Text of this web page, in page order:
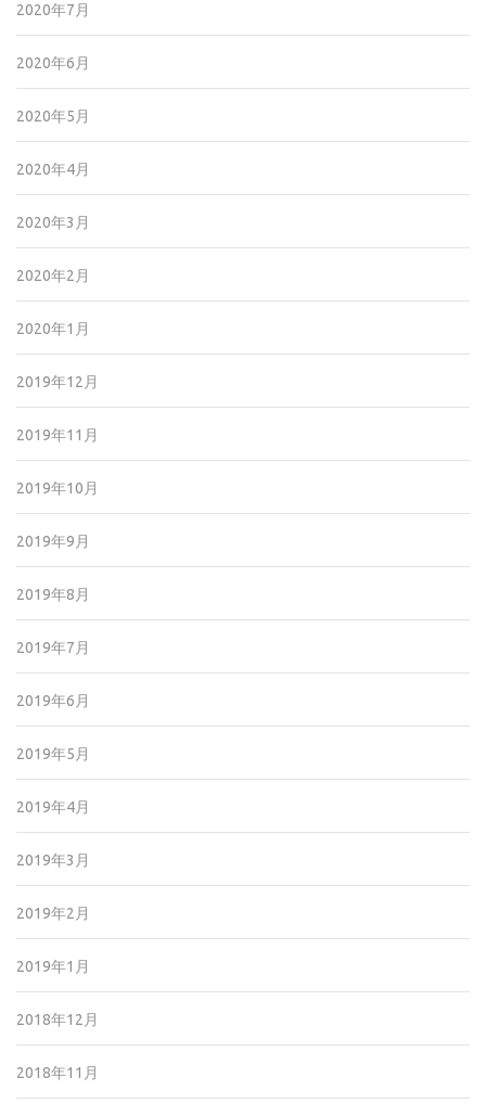
2020年7月
2020年6月
2020年5月
2020年4月
2020年3月
2020年2月
2020年1月
2019年12月
2019年11月
2019年10月
2019年9月
2019年8月
2019年7月
2019年6月
2019年5月
2019年4月
2019年3月
2019年2月
2019年1月
2018年12月
2018年11月